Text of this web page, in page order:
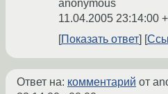
anonymous
11.04.2005 23:14:00
Показать ответ
Ответ на: комментарий от